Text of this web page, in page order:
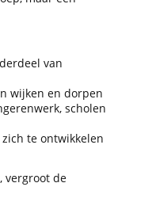
van
wijken en dorpen
scholen
te ontwikkelen
vergroot de